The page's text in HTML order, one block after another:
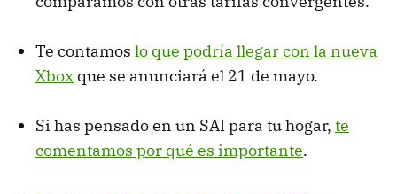
Te contamos lo que podría llegar con la nueva
Xbox que se anunciará el 21 de mayo.
Si has pensado en un SAI para tu hogar, te
comentamos por qué es importante.